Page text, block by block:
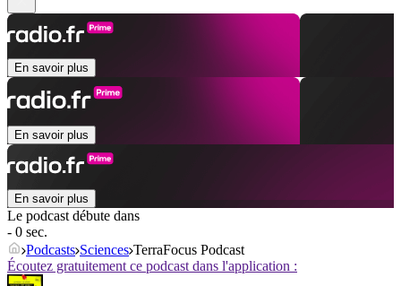
En savoir plus
En savoir plus
En savoir plus
Le podcast débute dans
- 0 sec.
Podcasts Sciences TerraFocus Podcast
Écoutez gratuitement ce podcast dans l'application :